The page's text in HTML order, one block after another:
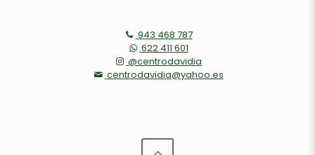
943 468 787
622 411 601
@centrodavidia
centrodavidia@yahoo.es